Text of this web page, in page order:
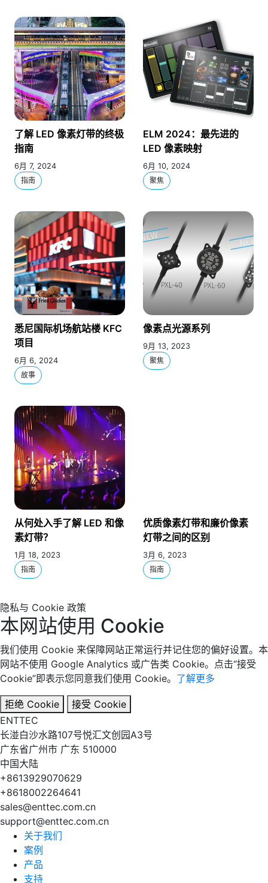
了解 LED 像素灯带的终极
指南
6月 7, 2024
指南
ELM 2024：最先进的
LED 像素映射
6月 10, 2024
聚焦
悉尼国际机场航站楼 KFC
项目
6月 6, 2024
故事
像素点光源系列
9月 13, 2023
聚焦
从何处入手了解 LED 和像
素灯带？
1月 18, 2023
指南
优质像素灯带和廉价像素
灯带之间的区别
3月 6, 2023
指南
隐私与 Cookie 政策
本网站使用 Cookie
我们使用 Cookie 来保障网站正常运行并记住您的偏好设置。本
网站不使用 Google Analytics 或广告类 Cookie。点击“接受
Cookie”即表示您同意我们使用 Cookie。 了解更多
拒绝 Cookie
接受 Cookie
ENTTEC
长湴白沙水路107号悦汇文创园A3号
广东省广州市 广东 510000
中国大陆
+8613929070629
+8618002264641
sales@enttec.com.cn
support@enttec.com.cn
关于我们
案例
产品
支持